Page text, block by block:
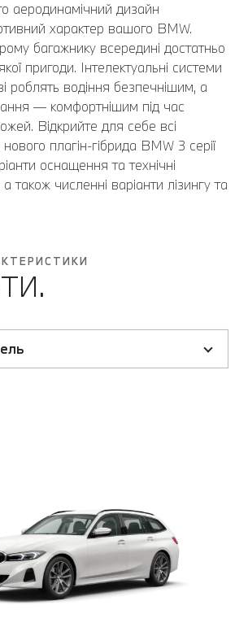
аеродинамічний дизайн
характер вашого BMW.
багажнику всередині достатньо
пригоди. Інтелектуальні системи
роблять водіння безпечнішим, а
— комфортнішим під час
Відкрийте для себе всі
плагін-гібрида BMW 3 серії
оснащення та технічні
також численні варіанти лізингу та